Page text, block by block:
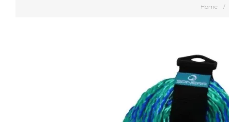
Home /